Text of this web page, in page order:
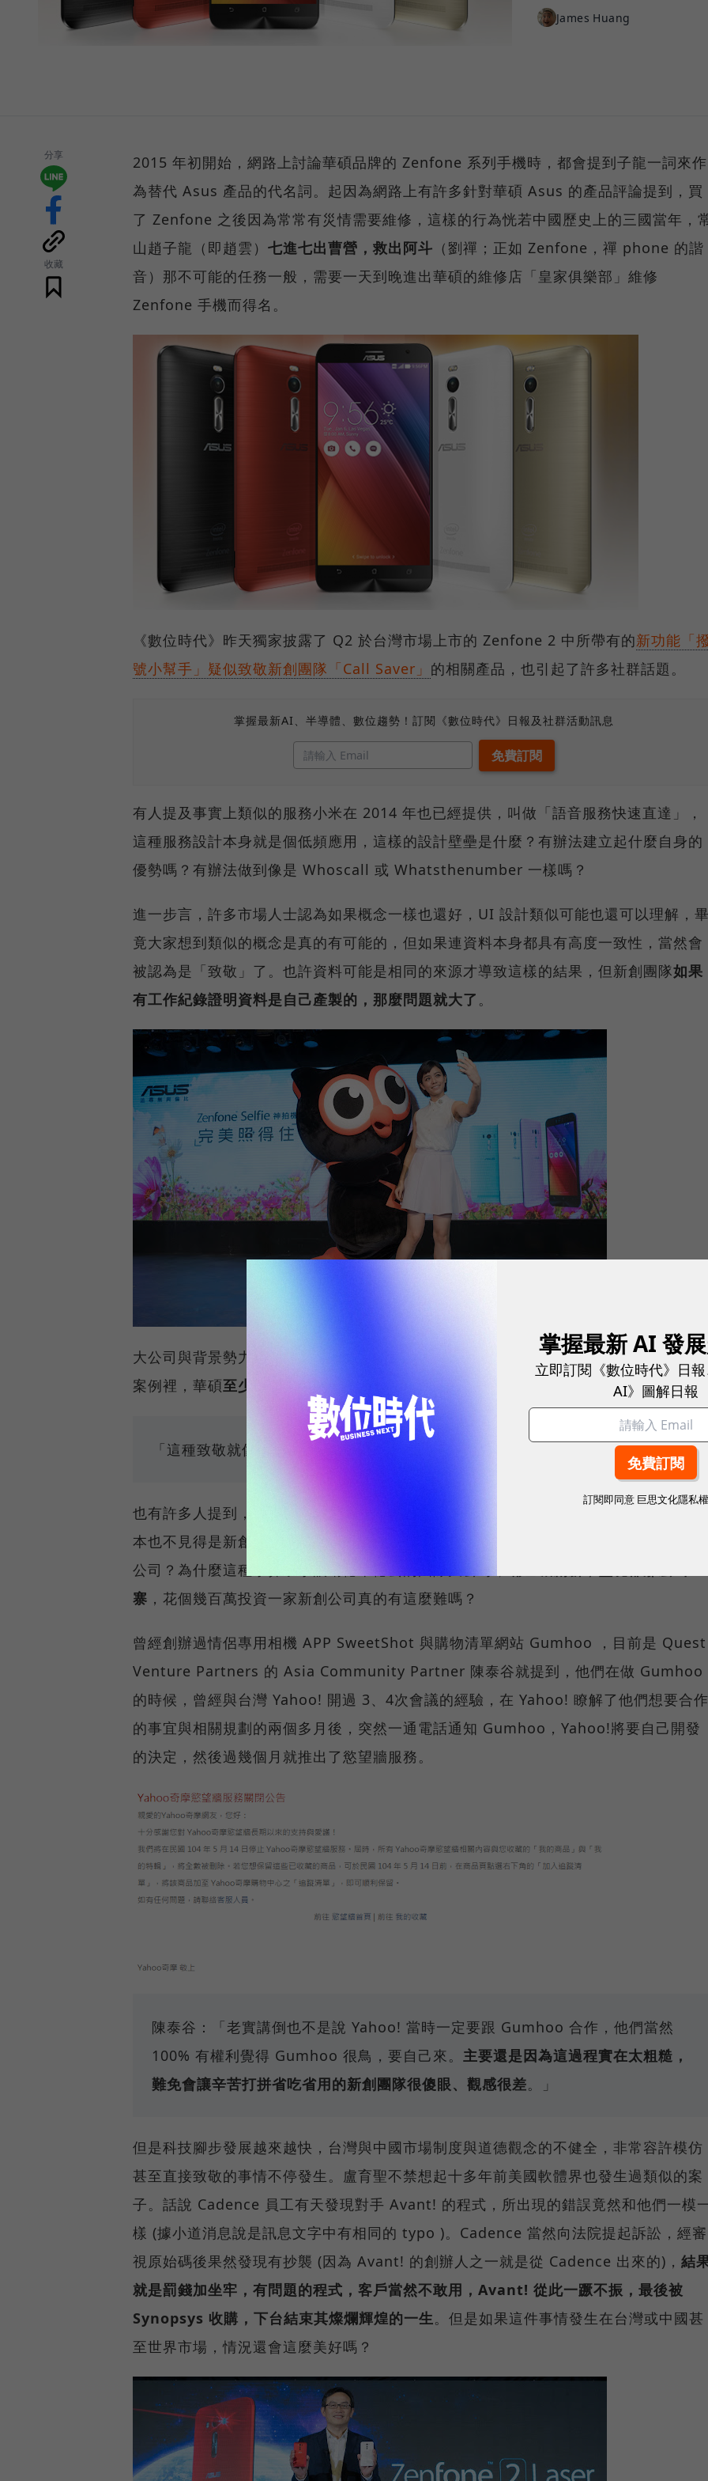
James Huang
分享
收藏
2015 年初開始，網路上討論華碩品牌的 Zenfone 系列手機時，都會提到子龍一詞來作
為替代 Asus 產品的代名詞。起因為網路上有許多針對華碩 Asus 的產品評論提到，買
了 Zenfone 之後因為常常有災情需要維修，這樣的行為恍若中國歷史上的三國當年，
山趙子龍（即趙雲） 七進七出曹營，救出阿斗 （劉禪；正如 Zenfone，禪 phone 的諧
音）那不可能的任務一般，需要一天到晚進出華碩的維修店「皇家俱樂部」維修
Zenfone 手機而得名。
《數位時代》昨天獨家披露了 Q2 於台灣市場上市的 Zenfone 2 中所帶有的新功能「
號小幫手」疑似致敬新創團隊「Call Saver」 的相關產品，也引起了許多社群話題。
掌握最新AI、半導體、數位趨勢！訂閱《數位時代》日報及社群活動訊息
有人提及事實上類似的服務小米在 2014 年也已經提供，叫做「語音服務快速直達」，
這種服務設計本身就是個低頻應用，這樣的設計壁壘是什麼？有辦法建立起什麼自身的
優勢嗎？有辦法做到像是 Whoscall 或 Whatsthenumber 一樣嗎？
進一步言，許多市場人士認為如果概念一樣也還好，UI 設計類似可能也還可以理解，
竟大家想到類似的概念是真的有可能的，但如果連資料本身都具有高度一致性，當然會
被認為是「致敬」了。也許資料可能是相同的來源才導致這樣的結果，但新創團隊如果
有工作紀錄證明資料是自己產製的，那麼問題就大了 。
大公司與背景勢力可以輕易的掠奪創意為己所用，成本遠低於新創團隊的創意。在這個
案例裡，華碩至少致敬了點子、創意、設計與資料
「這種致敬就像被搶劫，你決不會只安慰被害人財去人安樂，你會要他報警！」
也有許多人提到，如果有好點子、好創意，記得申請專利！但專利不是申請就會有，成
本也不見得是新創團隊可以輕易負擔，那麼，到底新創團隊到底可以拿什麼資源抗衡大
公司？為什麼這種小鼻子小眼睛億來億去的國際大公司，
寨 ，花個幾百萬投資一家新創公司真的有這麼難嗎？
曾經創辦過情侶專用相機 APP SweetShot 與購物清單網站 Gumhoo ，目前是 Quest
Venture Partners 的 Asia Community Partner 陳泰谷就提到，他們在做 Gumhoo
的時候，曾經與台灣 Yahoo! 開過 3、4次會議的經驗，在 Yahoo! 瞭解了他們想要合作
的事宜與相關規劃的兩個多月後，突然一通電話通知 Gumhoo，Yahoo!將要自己開發
的決定，然後過幾個月就推出了慾望牆服務。
陳泰谷：「老實講倒也不是說 Yahoo! 當時一定要跟 Gumhoo 合作，他們當然
100% 有權利覺得 Gumhoo 很鳥，要自己來。 主要還是因為這過程實在太粗糙，
難免會讓辛苦打拼省吃省用的新創團隊很傻眼、觀感很差。」
但是科技腳步發展越來越快，台灣與中國市場制度與道德觀念的不健全，非常容許模仿
甚至直接致敬的事情不停發生。盧育聖不禁想起十多年前美國軟體界也發生過類似的案
子。話說 Cadence 員工有天發現對手 Avant! 的程式，所出現的錯誤竟然和他們一模
樣 (據小道消息說是訊息文字中有相同的 typo )。Cadence 當然向法院提起訴訟，經審
視原始碼後果然發現有抄襲 (因為 Avant! 的創辦人之一就是從 Cadence 出來的)， 結
就是罰錢加坐牢，有問題的程式，客戶當然不敢用，Avant! 從此一蹶不振，最後被
Synopsys 收購，下台結束其燦爛輝煌的一生。但是如果這件事情發生在台灣或中國甚
至世界市場，情況還會這麼美好嗎？
掌握最新 AI 發
立即訂閱《數位時代》日
AI》圖解日報
訂閱即同意 巨思文化隱私